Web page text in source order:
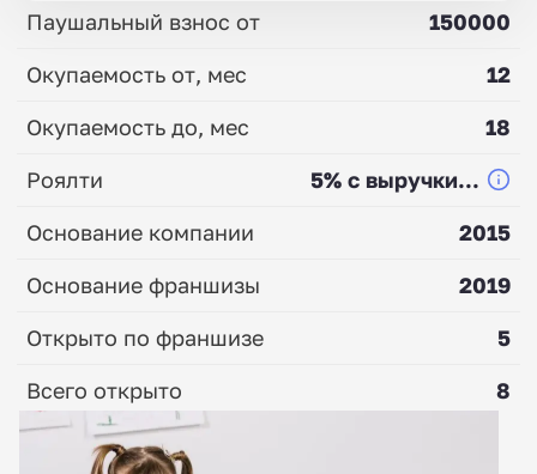
Паушальный взнос от
150000
Окупаемость от, мес
12
Окупаемость до, мес
18
Роялти
5% с выручки...
Основание компании
2015
Основание франшизы
2019
Открыто по франшизе
5
Всего открыто
8